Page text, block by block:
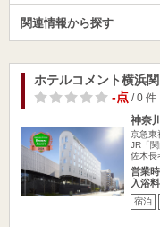
関連情報から探す
ホテルコメント横浜
-点/ 0 件
神奈
京急東
JR「
佐木長
営業
入浴
宿泊